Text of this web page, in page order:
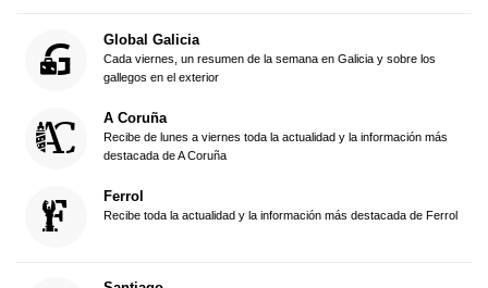
Global Galicia
Cada viernes, un resumen de la semana en Galicia y sobre los
gallegos en el exterior
A Coruña
Recibe de lunes a viernes toda la actualidad y la información más
destacada de A Coruña
Ferrol
Recibe toda la actualidad y la información más destacada de Ferrol